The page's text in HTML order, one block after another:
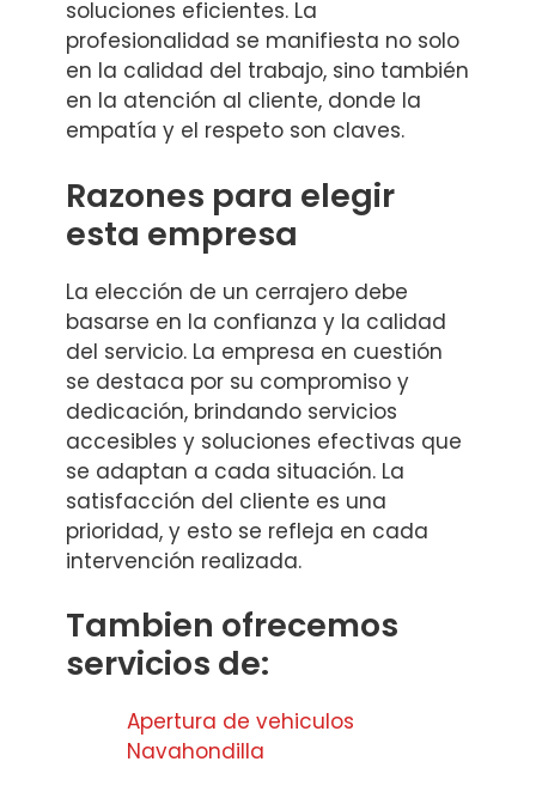
soluciones eficientes. La
profesionalidad se manifiesta no solo
en la calidad del trabajo, sino también
en la atención al cliente, donde la
empatía y el respeto son claves.
Razones para elegir
esta empresa
La elección de un cerrajero debe
basarse en la confianza y la calidad
del servicio. La empresa en cuestión
se destaca por su compromiso y
dedicación, brindando servicios
accesibles y soluciones efectivas que
se adaptan a cada situación. La
satisfacción del cliente es una
prioridad, y esto se refleja en cada
intervención realizada.
Tambien ofrecemos
servicios de:
Apertura de vehiculos
Navahondilla